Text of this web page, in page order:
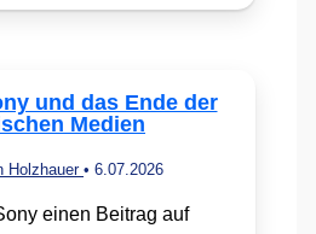
und das Ende der
Medien
Holzhauer• 6.07.2026
einen Beitrag auf